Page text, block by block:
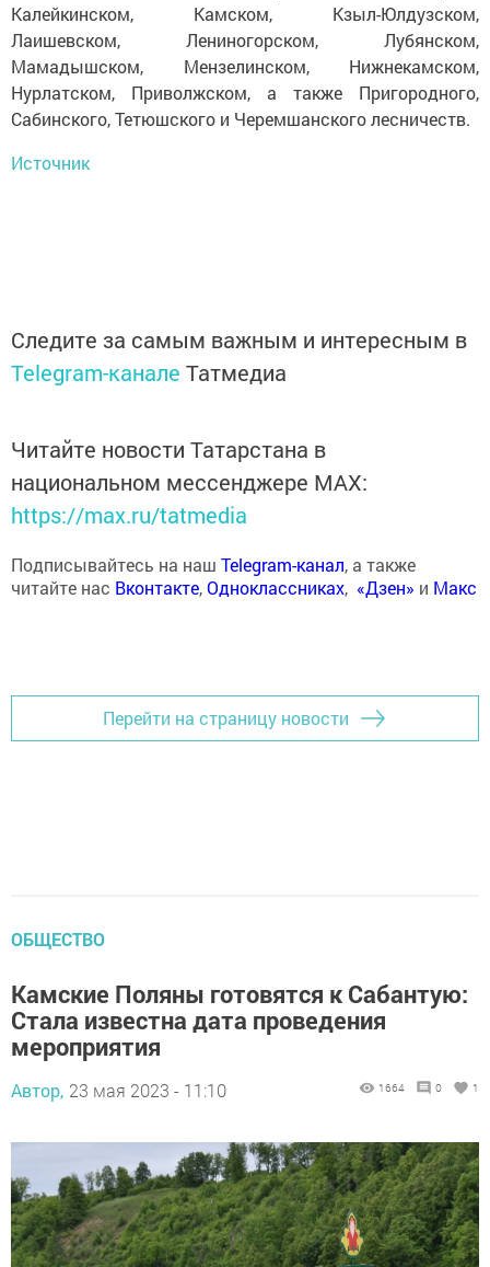
Калейкинском, Камском, Кзыл-Юлдузском,
Лаишевском, Лениногорском, Лубянском,
Мамадышском, Мензелинском, Нижнекамском,
Нурлатском, Приволжском, а также Пригородного,
Сабинского, Тетюшского и Черемшанского лесничеств.
Источник
Следите за самым важным и интересным в
Telegram-канале Татмедиа
Читайте новости Татарстана в
национальном мессенджере MАХ:
https://max.ru/tatmedia
Подписывайтесь на наш Telegram-канал, а также
читайте нас Вконтакте,Одноклассниках, «Дзен» и Макс
Перейти на страницу новости
ОБЩЕСТВО
Камские Поляны готовятся к Сабантую:
Стала известна дата проведения
мероприятия
Автор, 23 мая 2023 - 11:10 1664 0 1